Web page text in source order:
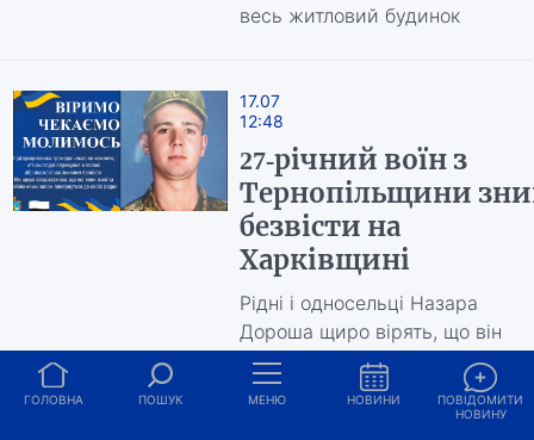
весь житловий будинок
17.07
12:48
27-річний воїн з
Тернопільщини
безвісти на
Харківщині
Рідні і односельці Назара
Дороша щиро вірять, що він
живий і повернеться додому
ГОЛОВНА ПОШУК МЕНЮ НОВИНИ
ПОВІДОМИТИ
НОВИНУ